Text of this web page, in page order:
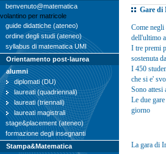
benvenuto@matematica
volantino per matricole
guide didattiche (ateneo)
ordine degli studi (ateneo)
syllabus di matematica UMI
Orientamento post-laurea
alumni
diplomati (DU)
laureati (quadriennali)
laureati (triennali)
laureati magistrali
stage&placement (ateneo)
formazione degli insegnanti
Stampa&Matematica
Gare di
Come negli
dell'ultimo
I tre premi
sostenuta
I 450
che si e'
Sono attesi
Le due
giorno
La gara di